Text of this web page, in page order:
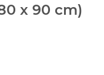
x 90 cm)